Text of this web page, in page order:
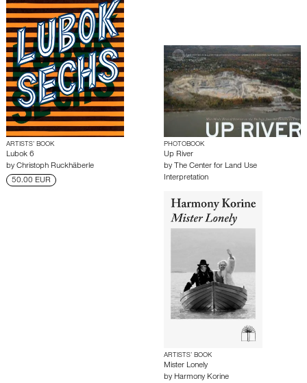
ARTISTS’ BOOK
Lubok 6
by Christoph Ruckhäberle
50.00 EUR
PHOTOBOOK
Up River
by The Center for Land Use
Interpretation
ARTISTS’ BOOK
Mister Lonely
by Harmony Korine